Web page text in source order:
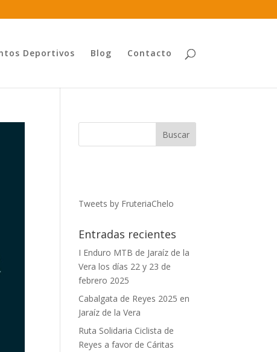
Deportivos Blog Contacto
Tweets by FruteriaChelo
Entradas recientes
I Enduro MTB de Jaraíz de la
Vera los días 22 y 23 de
febrero 2025
Cabalgata de Reyes 2025 en
Jaraíz de la Vera
Ruta Solidaria Ciclista de
Reyes a favor de Cáritas